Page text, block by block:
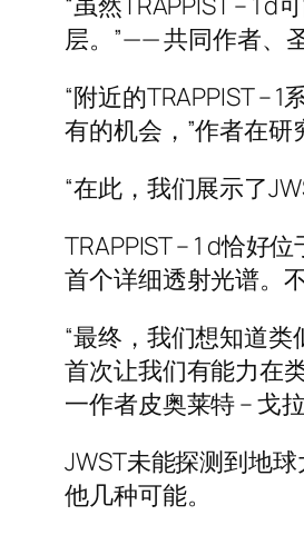
层。”—— 共同作者、
“附近的TRAPPIST –
有的机会，”作者在研
“在此，我们展示了
TRAPPIST – 1 d恰好
首个详细透射光谱。
“最终，我们想知道
首次让我们有能力在
一作者皮奥莱特 – 戈
JWST未能探测到地
他几种可能。